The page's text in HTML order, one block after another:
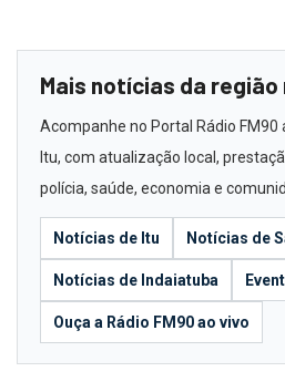
Mais notícias da região
Acompanhe no Portal Rádio FM90
Itu, com atualização local,
polícia, saúde, economia e
Notícias de Itu Notícias de
Notícias de Indaiatuba
Ouça a Rádio FM90 ao vivo